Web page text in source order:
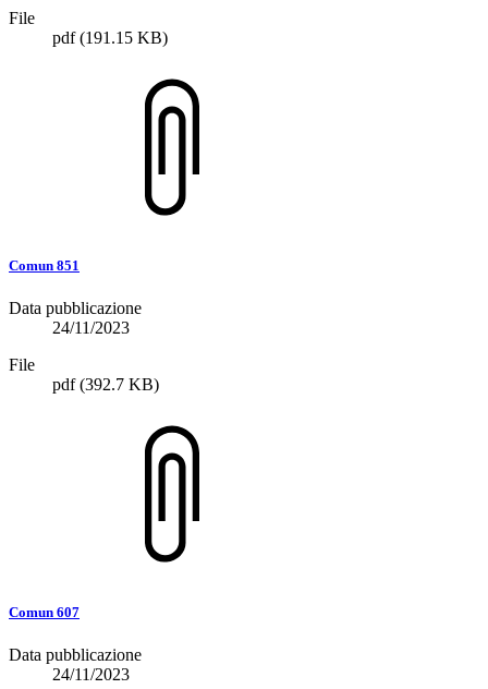
File
pdf(191.15 KB)
Comun 851
Data pubblicazione
24/11/2023
File
pdf(392.7 KB)
Comun 607
Data pubblicazione
24/11/2023